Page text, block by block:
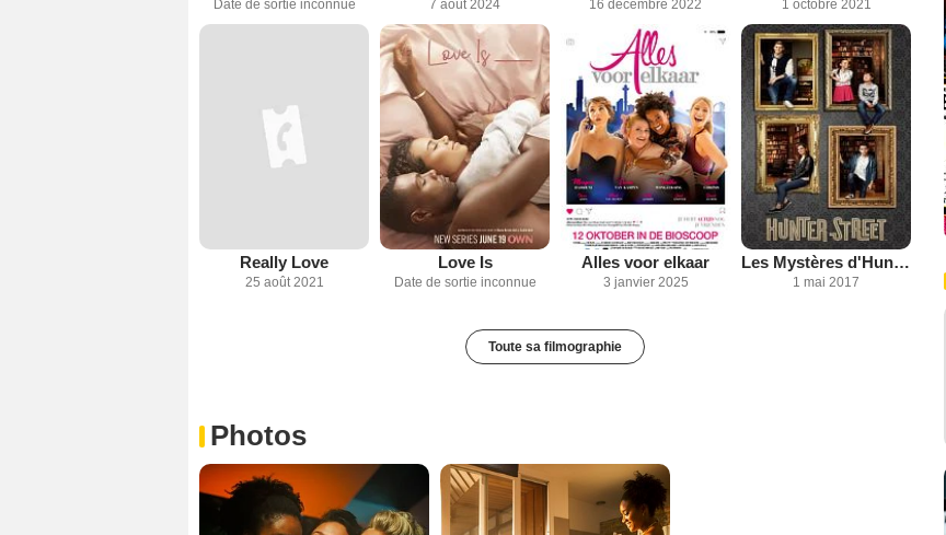
Date de sortie inconnue 7 août 2024 16 décembre 2022 1 octobre 2021
Really Love
25 août 2021
Love Is
Date de sortie inconnue
Alles voor elkaar
3 janvier 2025
Les Mystères d'Hunter Street
1 mai 2017
Toute sa filmographie
Photos